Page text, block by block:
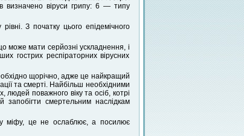
визначено віруси грипу: 6 — типу
З початку цього епідемічного
може мати серйозні ускладнення, і
гострих респіраторних вірусних
щорічно, адже це найкращий
та смерті. Найбільш необхідними
людей поважного віку та осіб, котрі
смертельним наслідкам
міфу, це не ослаблює, а посилює